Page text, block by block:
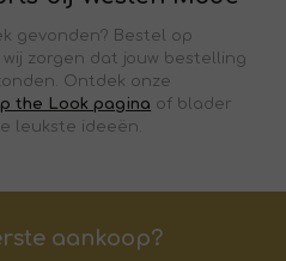
gevonden? Bestel op
zorgen dat jouw bestelling
Ontdek onze
the Look pagina of blader
leukste ideeën.
aankoop?